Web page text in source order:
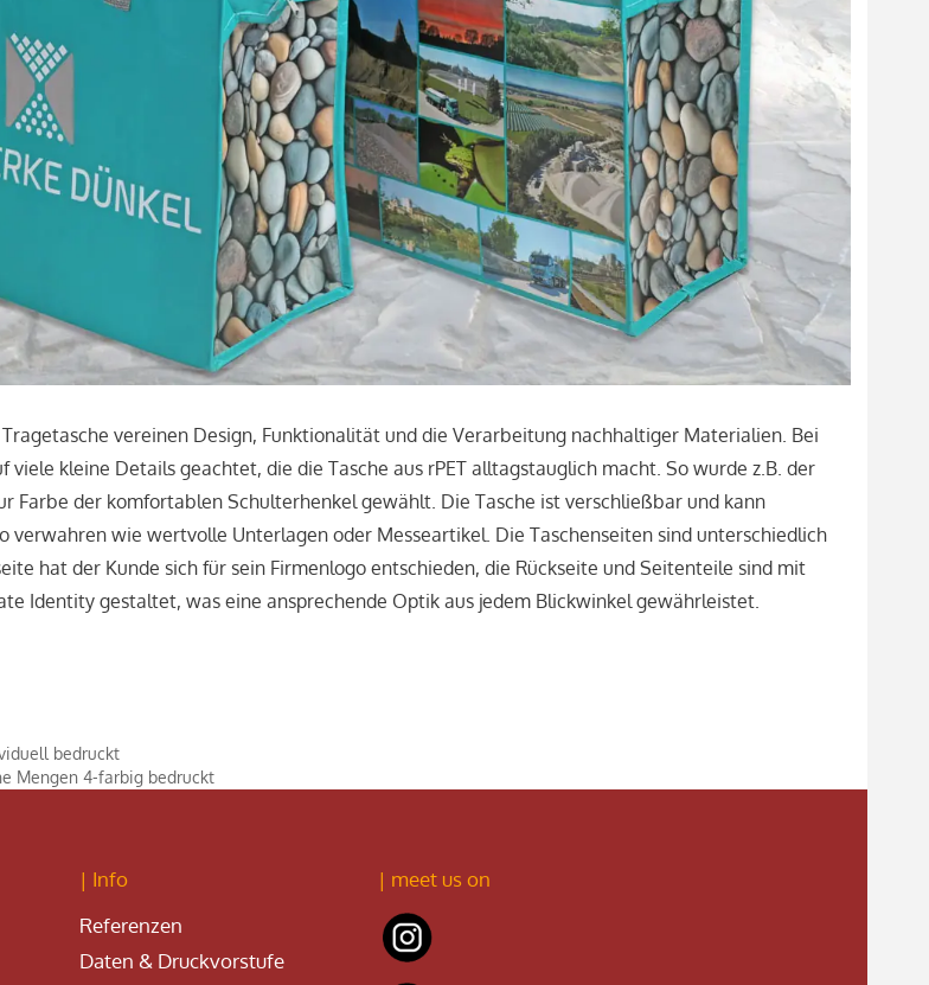
vereinen Design, Funktionalität und die Verarbeitung nachhaltiger Materialien. Bei
viele kleine Details geachtet, die die Tasche aus rPET alltagstauglich macht. So wurde z.B. der
Farbe der komfortablen Schulterhenkel gewählt. Die Tasche ist verschließbar und kann
verwahren wie wertvolle Unterlagen oder Messeartikel. Die Taschenseiten sind unterschiedlich
hat der Kunde sich für sein Firmenlogo entschieden, die Rückseite und Seitenteile sind mit
Identity gestaltet, was eine ansprechende Optik aus jedem Blickwinkel gewährleistet.
bedruckt
Mengen 4-farbig bedruckt
| Info
Referenzen
Daten & Druckvorstufe
| meet us on